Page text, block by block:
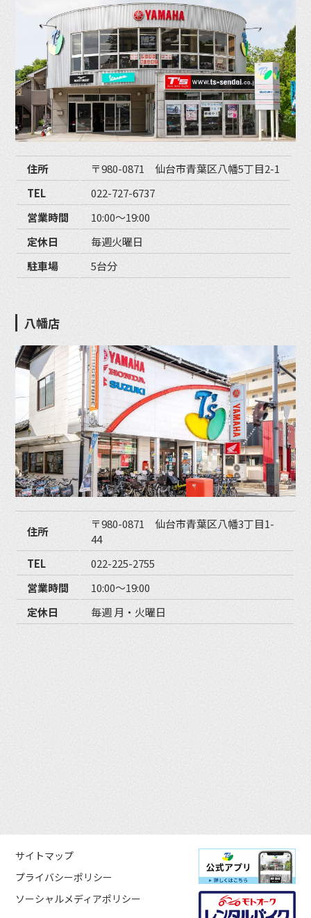
住所
〒980-0871 仙台市青葉区八幡5丁目2-1
TEL
022-727-6737
営業時間
10:00〜19:00
定休日
毎週火曜日
駐車場
5台分
八幡店
住所
〒980-0871 仙台市青葉区八幡3丁目1-
44
TEL
022-225-2755
営業時間
10:00〜19:00
定休日
毎週 月・火曜日
サイトマップ
プライバシーポリシー
ソーシャルメディアポリシー